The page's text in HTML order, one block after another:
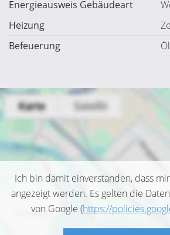
Energieausweis Gebäudeart
Heizung
Befeuerung
Öl
Ich bin damit einverstanden, dass
angezeigt werden. Es gelten die
von Google (https://